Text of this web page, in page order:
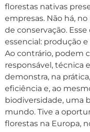
florestas nativas
empresas. Não há,
de conservação.
essencial: produção
Ao contrário, podem
responsável, técnica
demonstra, na
eficiência e, ao
biodiversidade, uma
mundo. Tive a
florestas na Europa,